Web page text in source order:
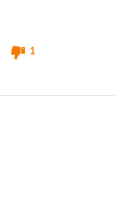
Windows Server
x64 Edition SP2
1